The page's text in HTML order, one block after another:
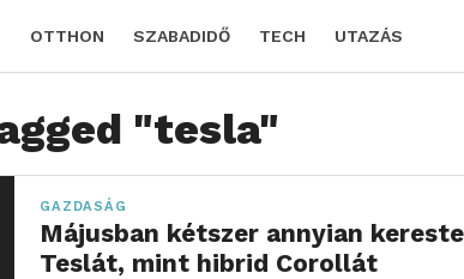
OTTHON SZABADIDŐ TECH UTAZÁS
"tesla"
GAZDASÁG
Májusban kétszer annyian
Teslát, mint hibrid Corollát